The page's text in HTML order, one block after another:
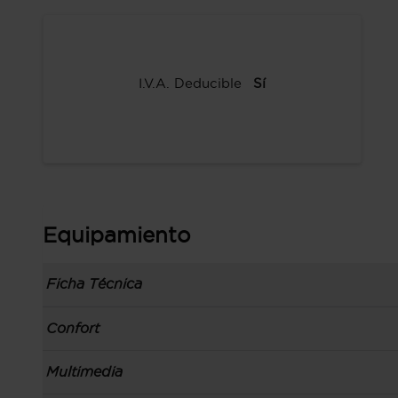
I.V.A. Deducible Sí
Equipamiento
Ficha Técnica
Información de la versión: número última lista
Carrocería tipo berlina con portón con 5
Confort
Toma/s de 12v en los asientos delanteros
Multimedia